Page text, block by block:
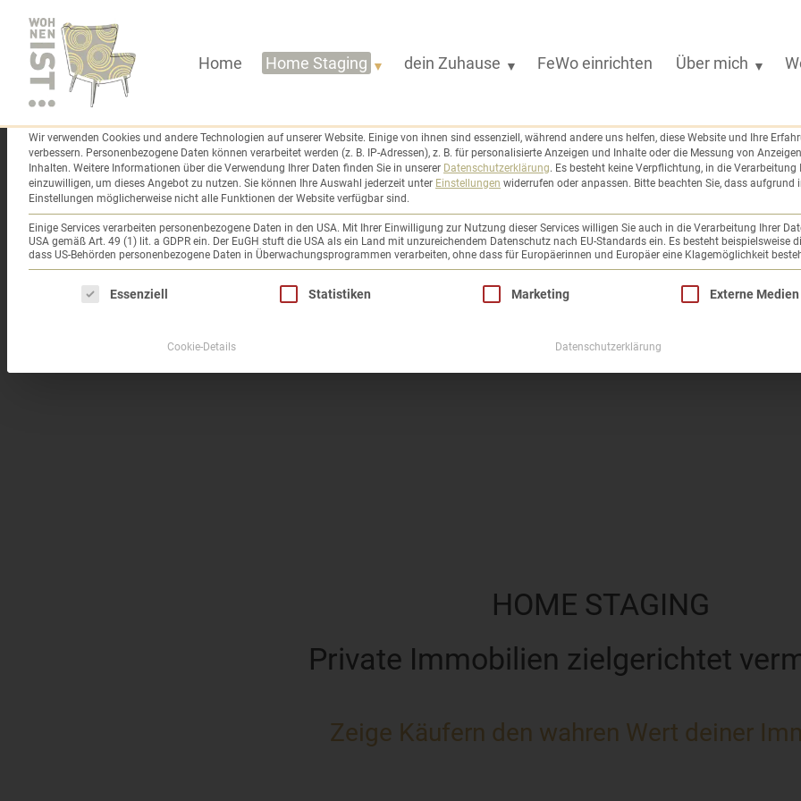
zum
Inhalt
Home Home Staging dein Zuhause FeWo einrichten Über mich
HOME STAGING
Private Immobilien zielgerichtet
Zeige Käufern den wahren Wert deiner
Datenschutzeinstellungen
Wir nutzen Cookies auf unserer Website. Einige von ihnen sind essenziell, während andere uns helfen, diese Website und Ihre Erfahrung zu verbessern.
Wir verwenden Cookies und andere Technologien auf unserer Website. Einige von ihnen sind essenziell, während andere uns helfen, diese Website und Ihre
verbessern. Personenbezogene Daten können verarbeitet werden (z. B. IP-Adressen), z. B. für personalisierte Anzeigen und Inhalte oder die Messung von
Inhalten. Weitere Informationen über die Verwendung Ihrer Daten finden Sie in unserer Datenschutzerklärung. Es besteht keine Verpflichtung, in die Verarbeitung
einzuwilligen, um dieses Angebot zu nutzen. Sie können Ihre Auswahl jederzeit unter Einstellungen widerrufen oder anpassen. Bitte beachten Sie, dass aufgrund
Einstellungen möglicherweise nicht alle Funktionen der Website verfügbar sind.
Einige Services verarbeiten personenbezogene Daten in den USA. Mit Ihrer Einwilligung zur Nutzung dieser Services willigen Sie auch in die Verarbeitung Ihrer
USA gemäß Art. 49 (1) lit. a GDPR ein. Der EuGH stuft die USA als ein Land mit unzureichendem Datenschutz nach EU-Standards ein. Es besteht beispielsweise
dass US-Behörden personenbezogene Daten in Überwachungsprogrammen verarbeiten, ohne dass für Europäerinnen und Europäer eine Klagemöglichkeit
Es folgt eine Liste der Service-Gruppen, für die eine Einwilligung erteilt werden kann. Die erste
Essenziell Statistiken Marketing Externe Medien
Cookie-Details Datenschutzerklärung